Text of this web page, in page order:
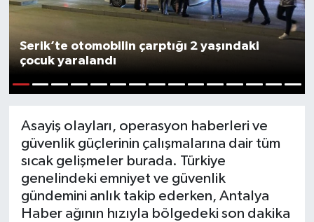
Serik’te otomobilin çarptığı 2 yaşındaki
çocuk yaralandı
Asayiş olayları, operasyon haberleri ve
güvenlik güçlerinin çalışmalarına dair tüm
sıcak gelişmeler burada. Türkiye
genelindeki emniyet ve güvenlik
gündemini anlık takip ederken, Antalya
Haber ağının hızıyla bölgedeki son dakika
Magazin
Medya
Politika
Sağlık
Spor